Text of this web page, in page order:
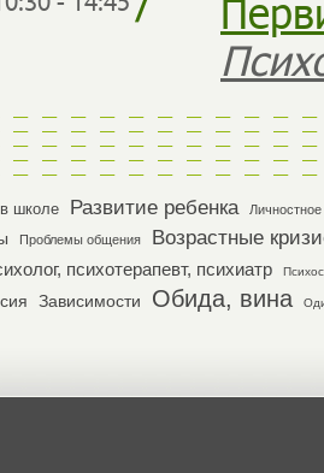
школе Развитие ребенка
Проблемы общения Возрастные
психотерапевт, психиатр
Зависимости Обида, вина